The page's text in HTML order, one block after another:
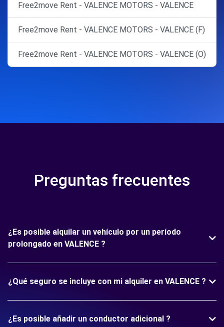
Free2move Rent - VALENCE MOTORS - VALENCE
Free2move Rent - VALENCE MOTORS - VALENCE (F)
Free2move Rent - VALENCE MOTORS - VALENCE (O)
Preguntas frecuentes
¿Es posible alquilar un vehículo por un período
prolongado en VALENCE ?
¿Qué seguro se incluye con mi alquiler en VALENCE ?
¿Es posible añadir un conductor adicional ?